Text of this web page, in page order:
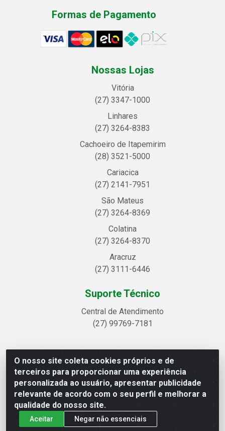
O nosso site coleta cookies próprios e de
terceiros para proporcionar uma experiência
personalizada ao usuário, apresentar publicidade
relevante de acordo com o seu perfil e melhorar a
qualidade do nosso site.
Aceitar
Negar não essenciais
Formas de Pagamento
Nossas Lojas
Vitória
(27) 3347-1000
Linhares
(27) 3264-8383
Cachoeiro de Itapemirim
(28) 3521-5000
Cariacica
(27) 2141-7951
São Mateus
(27) 3264-8369
Colatina
(27) 3264-8370
Aracruz
(27) 3111-6446
Suporte Técnico
Central de Atendimento
(27) 99769-7181
Linhavix Distribuidora LTDA - Avenida Alegre, 2521 -
Quadra314 Lote 05 e 07 - Shell, Linhares/ES - CEP
29.901-605 - CNPJ 20.857.514/0001-75